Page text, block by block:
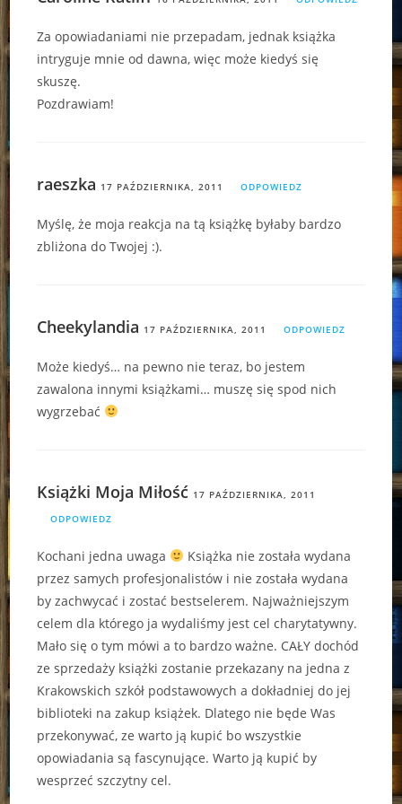
Za opowiadaniami nie przepadam, jednak książka
intryguje mnie od dawna, więc może kiedyś się
skuszę.
Pozdrawiam!
raeszka 17 PAŹDZIERNIKA, 2011 ODPOWIEDZ
Myślę, że moja reakcja na tą książkę byłaby bardzo
zbliżona do Twojej :).
Cheekylandia 17 PAŹDZIERNIKA, 2011 ODPOWIEDZ
Może kiedyś… na pewno nie teraz, bo jestem
zawalona innymi książkami… muszę się spod nich
wygrzebać
Książki Moja Miłość 17 PAŹDZIERNIKA, 2011
ODPOWIEDZ
Kochani jedna uwaga
Książka nie została wydana
przez samych profesjonalistów i nie została wydana
by zachwycać i zostać bestselerem. Najważniejszym
celem dla którego ja wydaliśmy jest cel charytatywny.
Mało się o tym mówi a to bardzo ważne. CAŁY dochód
ze sprzedaży książki zostanie przekazany na jedna z
Krakowskich szkół podstawowych a dokładniej do jej
biblioteki na zakup książek. Dlatego nie będe Was
przekonywać, ze warto ją kupić bo wszystkie
opowiadania są fascynujące. Warto ją kupić by
wesprzeć szczytny cel.